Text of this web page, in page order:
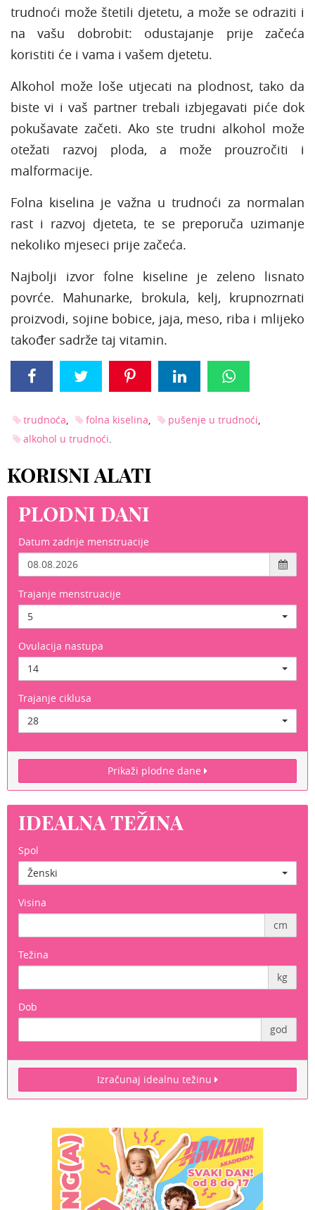
trudnoći može štetili djetetu, a može se odraziti i
na vašu dobrobit: odustajanje prije začeća
koristiti će i vama i vašem djetetu.
Alkohol može loše utjecati na plodnost, tako da
biste vi i vaš partner trebali izbjegavati piće dok
pokušavate začeti. Ako ste trudni alkohol može
otežati razvoj ploda, a može prouzročiti i
malformacije.
Folna kiselina je važna u trudnoći za normalan
rast i razvoj djeteta, te se preporuča uzimanje
nekoliko mjeseci prije začeća.
Najbolji izvor folne kiseline je zeleno lisnato
povrće. Mahunarke, brokula, kelj, krupnozrnati
proizvodi, sojine bobice, jaja, meso, riba i mlijeko
također sadrže taj vitamin.
trudnoća folna kiselina
pušenje u trudnoći
alkohol u trudnoći
KORISNI ALATI
PLODNI DANI
Datum zadnje menstruacije
Trajanje menstruacije
5
Ovulacija nastupa
14
Trajanje ciklusa
28
Prikaži plodne dane
IDEALNA TEŽINA
Spol
Ženski
Visina
cm
Težina
kg
Dob
god
Izračunaj idealnu težinu